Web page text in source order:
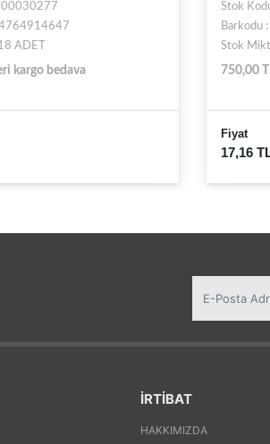
ADET
kargo bedava
Stok
Barkodu
Stok
750,00
Fiyat
17,16
İRTİBAT
HAKKIMIZDA